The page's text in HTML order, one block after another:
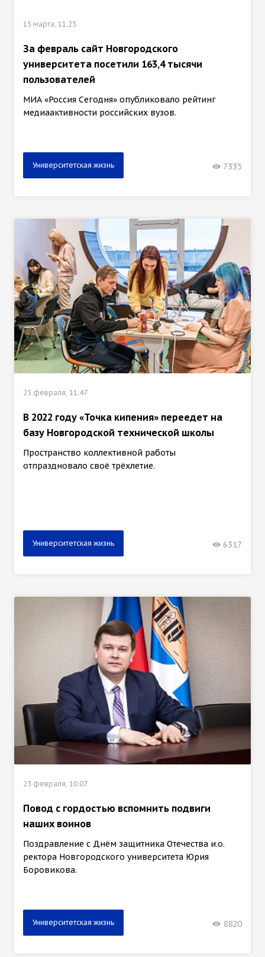
15 марта, 11:23
За февраль сайт Новгородского
университета посетили 163,4 тысячи
пользователей
МИА «Россия Сегодня» опубликовало рейтинг
медиаактивности российских вузов.
Университетская жизнь 7335
25 февраля, 11:47
В 2022 году «Точка кипения» переедет на
базу Новгородской технической школы
Пространство коллективной работы
отпраздновало своё трёхлетие.
Университетская жизнь 6317
23 февраля, 10:07
Повод с гордостью вспомнить подвиги
наших воинов
Поздравление с Днём защитника Отечества и.о.
ректора Новгородского университета Юрия
Боровикова.
Университетская жизнь 8820